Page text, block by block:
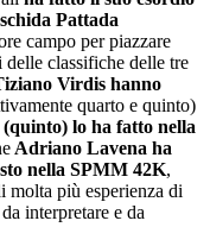
Pattada
campo per piazzare
classifiche delle tre
Virdis hanno
quarto e quinto)
lo ha fatto nella
Adriano Lavena ha
nella SPMM 42K,
più esperienza di
interpretare e da